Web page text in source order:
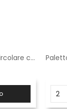
Base palo d. 60 mm mobile circolare con canotto a vite per innesto